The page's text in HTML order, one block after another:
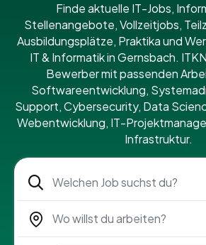
Finde aktuelle IT-Jobs,
Stellenangebote, Vollzeitjobs,
Ausbildungsplätze, Praktika und
IT & Informatik in Gernsbach.
Bewerber mit passenden
Softwareentwicklung,
Support, Cybersecurity, Data
Webentwicklung, IT-
Infrastruktur.